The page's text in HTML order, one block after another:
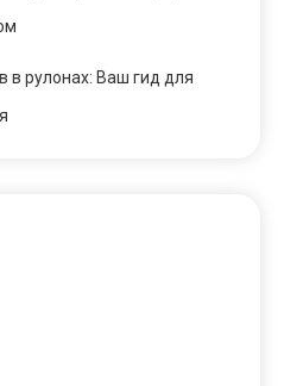
в рулонах: Ваш гид для